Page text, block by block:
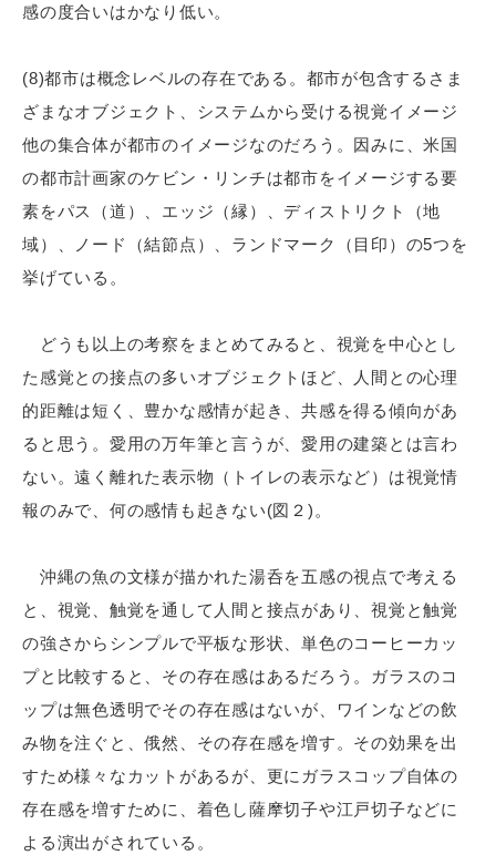
感の度合いはかなり低い。
(8)都市は概念レベルの存在である。都市が包含するさま
ざまなオブジェクト、システムから受ける視覚イメージ
他の集合体が都市のイメージなのだろう。因みに、米国
の都市計画家のケビン・リンチは都市をイメージする要
素をパス（道）、エッジ（縁）、ディストリクト（地
域）、ノード（結節点）、ランドマーク（目印）の5つを
挙げている。
どうも以上の考察をまとめてみると、視覚を中心とし
た感覚との接点の多いオブジェクトほど、人間との心理
的距離は短く、豊かな感情が起き、共感を得る傾向があ
ると思う。愛用の万年筆と言うが、愛用の建築とは言わ
ない。遠く離れた表示物（トイレの表示など）は視覚情
報のみで、何の感情も起きない(図２)。
沖縄の魚の文様が描かれた湯呑を五感の視点で考える
と、視覚、触覚を通して人間と接点があり、視覚と触覚
の強さからシンプルで平板な形状、単色のコーヒーカッ
プと比較すると、その存在感はあるだろう。ガラスのコ
ップは無色透明でその存在感はないが、ワインなどの飲
み物を注ぐと、俄然、その存在感を増す。その効果を出
すため様々なカットがあるが、更にガラスコップ自体の
存在感を増すために、着色し薩摩切子や江戸切子などに
よる演出がされている。